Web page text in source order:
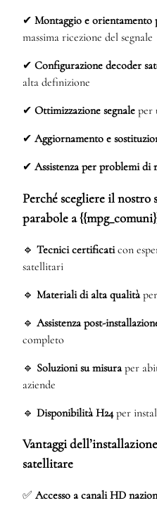
✔ Montaggio e orientamento
massima ricezione del segnale
✔ Configurazione decoder
alta definizione
✔ Ottimizzazione segnale per
✔ Aggiornamento e
✔ Assistenza per problemi di
Perché scegliere il
parabole a
🔹 Tecnici certificaticon
satellitari
🔹 Materiali di alta qualità
🔹 Assistenza post-
completo
🔹 Soluzioni su misuraper
aziende
🔹 Disponibilità H24per
Vantaggi
satellitare
✅ Accesso a canali HD